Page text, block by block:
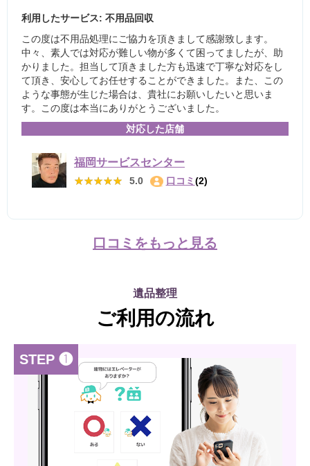
利用したサービス: 不用品回収
この度は不用品処理にご協力を頂きまして感謝致します。
中々、素人では対応が難しい物が多くて困ってましたが、助
かりました。担当して頂きました方も迅速で丁寧な対応をし
て頂き、安心してお任せすることができました。また、この
ような事態が生じた場合は、貴社にお願いしたいと思いま
す。この度は本当にありがとうございました。
対応した店舗
福岡サービスセンター
★★★★★
★★★★★ 5.0 口コミ (2)
口コミをもっと見る
遺品整理
ご利用の流れ
STEP ❶